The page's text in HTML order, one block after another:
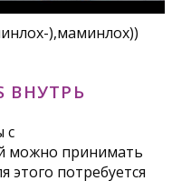
),маминлох))
ВНУТРЬ
с
можно принимать
потребуется